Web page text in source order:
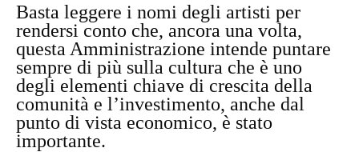
Basta leggere i nomi degli artisti per
rendersi conto che, ancora una volta,
questa Amministrazione intende puntare
sempre di più sulla cultura che è uno
degli elementi chiave di crescita della
comunità e l’investimento, anche dal
punto di vista economico, è stato
importante.